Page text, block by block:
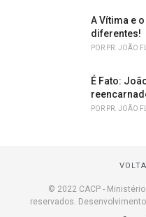
A Vítima e
diferentes!
POR PR. JOÃO
É Fato:
POR PR. JOÃO
© 2022 CACP -
reservados.